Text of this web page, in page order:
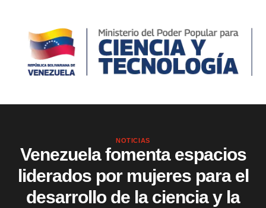
NOTICIAS
Venezuela fomenta espacios
liderados por mujeres para el
desarrollo de la ciencia y la